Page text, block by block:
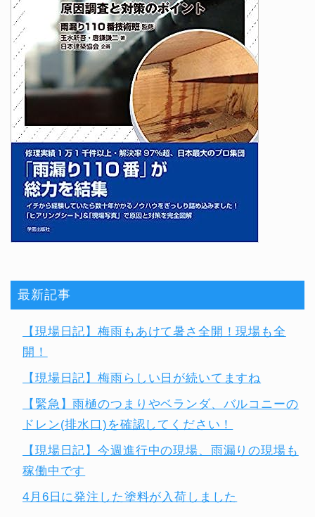
最新記事
【現場日記】梅雨もあけて暑さ全開！現場も全
開！
【現場日記】梅雨らしい日が続いてますね
【緊急】雨樋のつまりやベランダ、バルコニーの
ドレン(排水口)を確認してください！
【現場日記】今週進行中の現場、雨漏りの現場も
稼働中です
4月6日に発注した塗料が入荷しました